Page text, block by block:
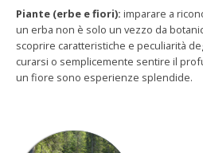
Piante (erbe e fiori): imparare a
un erba non è solo un vezzo da
scoprire caratteristiche e peculiarità
curarsi o semplicemente sentire il
un fiore sono esperienze splendide.